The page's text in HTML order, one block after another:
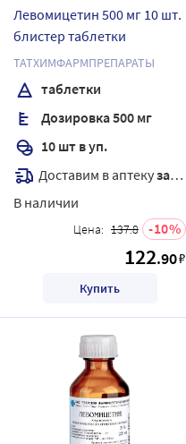
Левомицетин 500 мг 10 шт.
блистер таблетки
ТАТХИМФАРМПРЕПАРАТЫ
таблетки
Дозировка 500 мг
10 шт в уп.
Доставим в аптекузавтра
В наличии
Цена: 137.8 10
122.90₽
Купить